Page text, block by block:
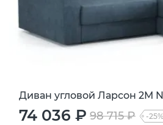
Диван угловой Ларсон 2М
74 036 ₽ 98 715 ₽ -25%